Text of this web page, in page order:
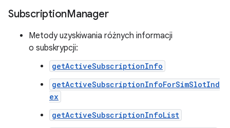
SubscriptionManager
Metody uzyskiwania różnych informacji
o subskrypcji:
getActiveSubscriptionInfo
getActiveSubscriptionInfoForSimSlotInd
ex
getActiveSubscriptionInfoList